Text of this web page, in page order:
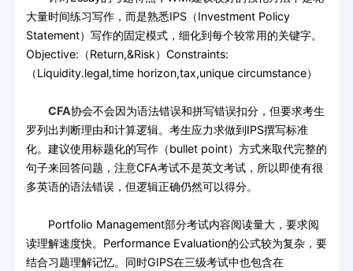
大量时间练习写作，而是熟悉IPS（Investment Policy
Statement）写作的固定模式，细化到每个较常用的关键字。
Objective:（Return,&Risk）Constraints:
（Liquidity.legal,time horizon,tax,unique circumstance）
CFA协会不会因为语法错误和拼写错误扣分，但要求考生
罗列出判断理由和计算逻辑。考生应力求做到IPS撰写标准
化。建议使用标题化的写作（bullet point）方式来取代完整的
句子来回答问题，注意CFA考试不是英文考试，所以即使有很
多英语的语法错误，但逻辑正确仍然可以得分。
Portfolio Management部分考试内容阅读量大，要求阅
读理解速度快。Performance Evaluation的公式较为复杂，要
结合习题理解记忆。同时GIPS在三级考试中也包含在